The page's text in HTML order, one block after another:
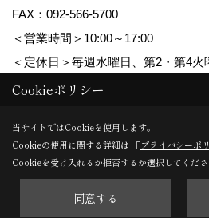
FAX：092-566-5700
＜営業時間＞10:00～17:00
＜定休日＞毎週水曜日、第2・第4火
ゴールデンウィーク、夏季休暇
Copyright (c) TAKANO CONSTRUCTION
Cookieポリシー
当サイトではCookieを使用します。
Cookieの使用に関する詳細は 「プライバシーポ
Cookieを受け入れるか拒否するか選択してくださ
同意する